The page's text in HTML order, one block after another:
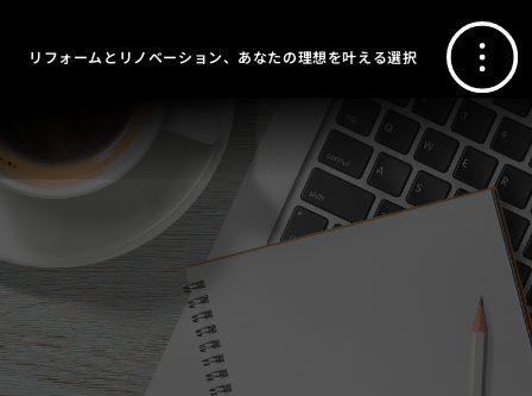
リフォームとリノベーション、あなたの理想を叶える選択